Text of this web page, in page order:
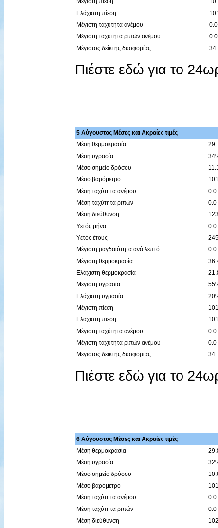
Μέγιστη πίεση
Ελάχιστη πίεση
Μέγιστη ταχύτητα ανέμου
Μέγιστη ταχύτητα ριπών ανέμου
0.0
Μέγιστος δείκτης δυσφορίας
Πιέστε εδώ για το
5 Αύγουστος Μέσες και Ακραίες τιμές
Μέση θερμοκρασία
Μέση υγρασία
Μέσο σημείο δρόσου
Μέσο βαρόμετρο
Μέση ταχύτητα ανέμου
0.0
Μέση ταχύτητα ριπών
0.0
Μέση διεύθυνση
Υετός μήνα
0.0
Υετός έτους
Μέγιστη ραγδαιότητα ανά λεπτό
0.0
Μέγιστη θερμοκρασία
Ελάχιστη θερμοκρασία
Μέγιστη υγρασία
Ελάχιστη υγρασία
Μέγιστη πίεση
Ελάχιστη πίεση
Μέγιστη ταχύτητα ανέμου
0.0
Μέγιστη ταχύτητα ριπών ανέμου
0.0
Μέγιστος δείκτης δυσφορίας
Πιέστε εδώ για το
6 Αύγουστος Μέσες και Ακραίες τιμές
Μέση θερμοκρασία
Μέση υγρασία
Μέσο σημείο δρόσου
Μέσο βαρόμετρο
Μέση ταχύτητα ανέμου
0.0
Μέση ταχύτητα ριπών
0.0
Μέση διεύθυνση